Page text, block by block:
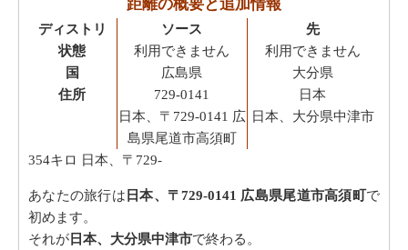
距離の概要と追加情報
ディストリ
状態
国
住所
ソース
利用できません
広島県
729-0141
日本、〒729-0141 広
島県尾道市高須町
先
利用できません
大分県
日本
日本、大分県中津市
354キロ 日本、〒729-
あなたの旅行は 日本、〒729-0141 広島県尾道市高須町で
初めます。
それが 日本、大分県中津市で終わる。